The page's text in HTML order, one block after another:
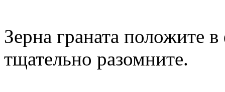
Зерна граната положите
тщательно разомните.